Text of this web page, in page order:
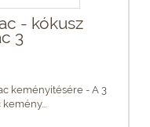
- kókusz
3
keményítésére - A 3